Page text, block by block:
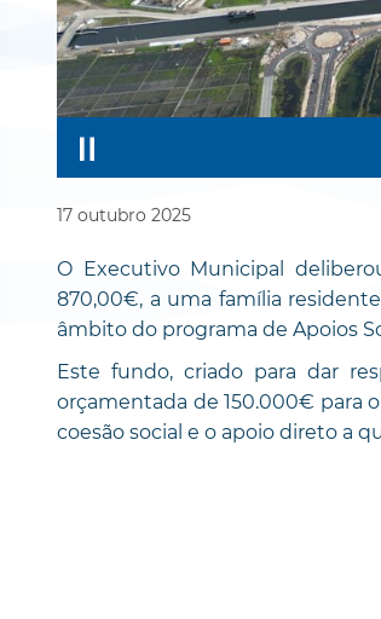
17 outubro 2025
O Executivo Municipal
870,00€, a uma família
âmbito do programa de Apoios
Este fundo, criado para dar
orçamentada de 150.000€ para
coesão social e o apoio direto a